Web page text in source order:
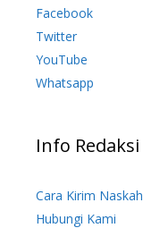
Facebook
Twitter
YouTube
Whatsapp
Info Redaksi
Cara Kirim Naskah
Hubungi Kami